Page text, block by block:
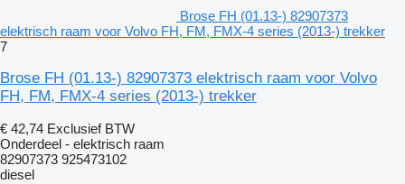
Brose FH (01.13-) 82907373
elektrisch raam voor Volvo FH, FM, FMX-4 series (2013-) trekker
7
Brose FH (01.13-) 82907373 elektrisch raam voor Volvo
FH, FM, FMX-4 series (2013-) trekker
€ 42,74 Exclusief BTW
Onderdeel - elektrisch raam
82907373 925473102
diesel